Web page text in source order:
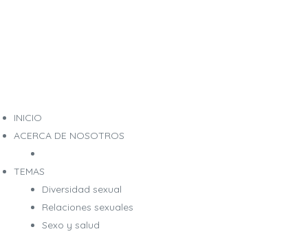
INICIO
ACERCA DE NOSOTROS
TEMAS
Diversidad sexual
Relaciones sexuales
Sexo y salud